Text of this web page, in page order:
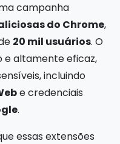
campanha
do Chrome,
20 mil usuários. O
e altamente eficaz,
incluindo
e credenciais
.
essas extensões